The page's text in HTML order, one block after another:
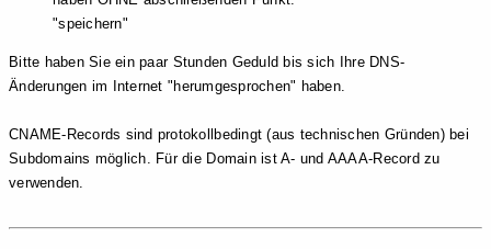
"speichern"
Bitte haben Sie ein paar Stunden Geduld bis sich Ihre DNS-
Änderungen im Internet "herumgesprochen" haben.
CNAME-Records sind protokollbedingt (aus technischen Gründen) bei
Subdomains möglich. Für die Domain ist A- und AAAA-Record zu
verwenden.